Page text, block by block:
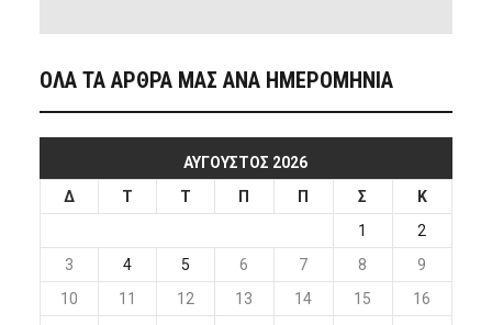
ΟΛΑ ΤΑ ΑΡΘΡΑ ΜΑΣ ΑΝΑ ΗΜΕΡΟΜΗΝΙΑ
ΑΎΓΟΥΣΤΟΣ 2026
Δ
Τ Τ Π Π Σ
Κ
1
2
3
4 5 6 7 8
9
10
11 12 13 14 15
16